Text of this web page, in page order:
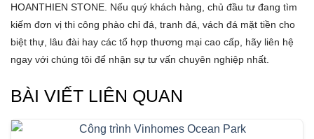
HOANTHIEN STONE. Nếu quý khách hàng, chủ đầu tư đang tìm
kiếm đơn vị thi công phào chỉ đá, tranh đá, vách đá mặt tiền cho
biệt thự, lâu đài hay các tổ hợp thương mại cao cấp, hãy liên hệ
ngay với chúng tôi để nhận sự tư vấn chuyên nghiệp nhất.
BÀI VIẾT LIÊN QUAN